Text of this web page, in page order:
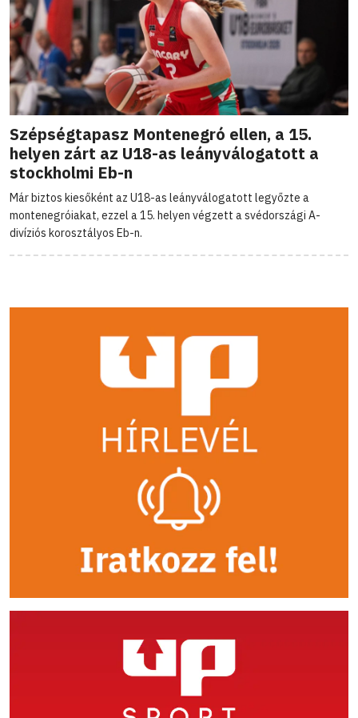
Szépségtapasz Montenegró ellen, a 15.
helyen zárt az U18-as leányválogatott a
stockholmi Eb-n
Már biztos kiesőként az U18-as leányválogatott legyőzte a
montenegróiakat, ezzel a 15. helyen végzett a svédországi A-
divíziós korosztályos Eb-n.